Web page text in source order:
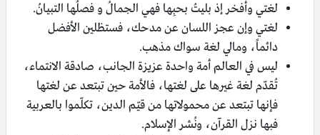
لغتي وأفخر إذ بليتُ بحبِها فهي الجمالُ و فصلُها التبيانُ.
لغتي وإن عجز اللسان عن مدحك، فستظلين الأفضل
دائماً، ومالي لغة سواك مذهب.
ليس في العالم أمة واحدة عزيزة الجانب، صادقة الانتماء،
تُقدّم لغة غيرها على لغتها، فالأمة حين تبتعد عن لغتها
فإنها تبتعد عن محمولاتها من قيّم الدين، تكلّموا بالعربية
فبها نزل القرآن، ونُشر الإسلام.